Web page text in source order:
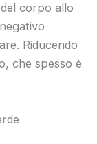
corpo allo
Riducendo
che spesso è